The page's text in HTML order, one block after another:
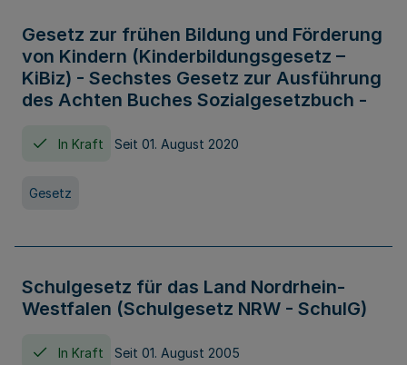
Gesetz zur frühen Bildung und Förderung
von Kindern (Kinderbildungsgesetz –
KiBiz) - Sechstes Gesetz zur Ausführung
des Achten Buches Sozialgesetzbuch -
In Kraft Seit 01. August 2020
Gesetz
Schulgesetz für das Land Nordrhein-
Westfalen (Schulgesetz NRW - SchulG)
In Kraft Seit 01. August 2005